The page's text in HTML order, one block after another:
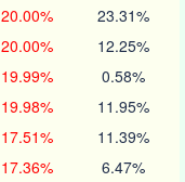
20.00% 23.31%
20.00% 12.25%
19.99% 0.58%
19.98% 11.95%
17.51% 11.39%
17.36% 6.47%